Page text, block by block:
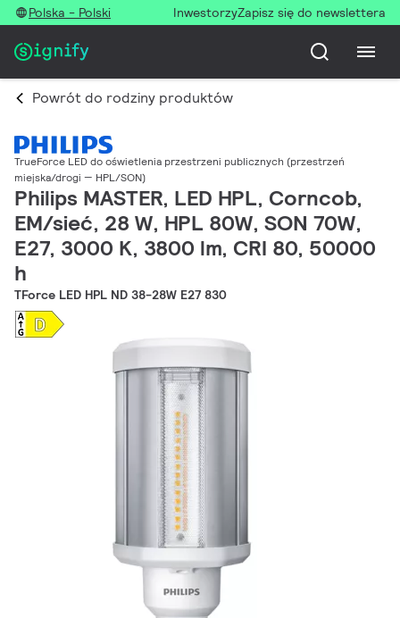
Polska - Polski InwestorzyZapisz się do newslettera
Powrót do rodziny produktów
TrueForce LED do oświetlenia przestrzeni publicznych (przestrzeń
miejska/drogi — HPL/SON)
Philips MASTER, LED HPL, Corncob,
EM/sieć, 28 W, HPL 80W, SON 70W,
E27, 3000 K, 3800 lm, CRI 80, 50000
h
TForce LED HPL ND 38-28W E27 830